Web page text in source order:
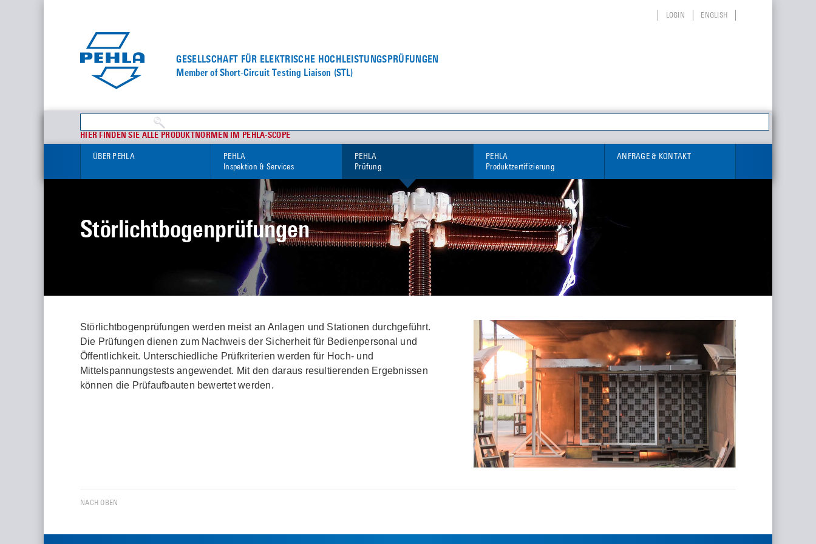
GESELLSCHAFT FÜR ELEKTRISCHE HOCHLEISTUNGS­PRÜFUNGEN
Member of Short-Circuit Testing Liaison (STL)
LOGIN ENGLISH
HIER FINDEN SIE ALLE PRODUKTNORMEN IM PEHLA-SCOPE
ÜBER PEHLA
PEHLA
Inspektion & Services
PEHLA
Prüfung
PEHLA
Produktzertifizierung
ANFRAGE & KONTAKT
Störlichtbogenprüfungen
Störlichtbogenprüfungen werden meist an Anlagen und Stationen durchgeführt.
Die Prüfungen dienen zum Nachweis der Sicherheit für Bedienpersonal und
Öffentlichkeit. Unterschiedliche Prüfkriterien werden für Hoch- und
Mittelspannungstests angewendet. Mit den daraus resultierenden Ergebnissen
können die Prüfaufbauten bewertet werden.
NACH OBEN